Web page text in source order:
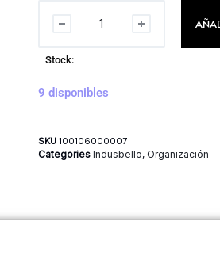
Stock:
9 disponibles
SKU 100106000007
Categories Indusbello, Organización